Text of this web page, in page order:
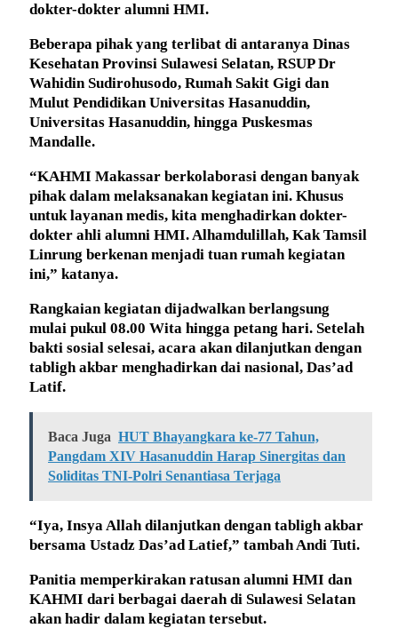
dokter-dokter alumni HMI.
Beberapa pihak yang terlibat di antaranya Dinas
Kesehatan Provinsi Sulawesi Selatan, RSUP Dr
Wahidin Sudirohusodo, Rumah Sakit Gigi dan
Mulut Pendidikan Universitas Hasanuddin,
Universitas Hasanuddin, hingga Puskesmas
Mandalle.
“KAHMI Makassar berkolaborasi dengan banyak
pihak dalam melaksanakan kegiatan ini. Khusus
untuk layanan medis, kita menghadirkan dokter-
dokter ahli alumni HMI. Alhamdulillah, Kak Tamsil
Linrung berkenan menjadi tuan rumah kegiatan
ini,” katanya.
Rangkaian kegiatan dijadwalkan berlangsung
mulai pukul 08.00 Wita hingga petang hari. Setelah
bakti sosial selesai, acara akan dilanjutkan dengan
tabligh akbar menghadirkan dai nasional, Das’ad
Latif.
Baca Juga HUT Bhayangkara ke-77 Tahun,
Pangdam XIV Hasanuddin Harap Sinergitas dan
Soliditas TNI-Polri Senantiasa Terjaga
“Iya, Insya Allah dilanjutkan dengan tabligh akbar
bersama Ustadz Das’ad Latief,” tambah Andi Tuti.
Panitia memperkirakan ratusan alumni HMI dan
KAHMI dari berbagai daerah di Sulawesi Selatan
akan hadir dalam kegiatan tersebut.